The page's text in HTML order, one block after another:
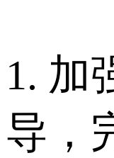
1. 加
导，